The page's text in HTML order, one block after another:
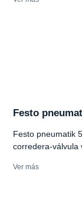
Festo
Festo pneumatik
corredera-válvula
Ver más